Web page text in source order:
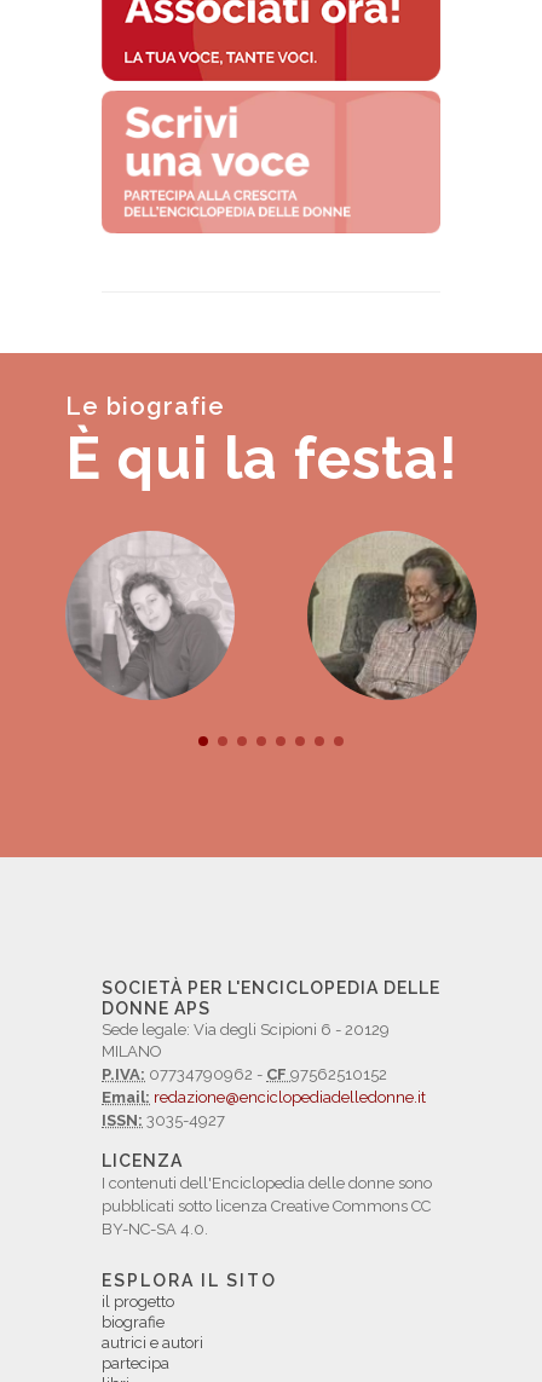
Le biografie
È qui la festa!
SOCIETÀ PER L'ENCICLOPEDIA DELLE
DONNE APS
Sede legale: Via degli Scipioni 6 - 20129
MILANO
P.IVA: 07734790962 - CF 97562510152
Email: redazione@enciclopediadelledonne.it
ISSN: 3035-4927
LICENZA
I contenuti dell'Enciclopedia delle donne sono
pubblicati sotto licenza Creative Commons CC
BY-NC-SA 4.0.
ESPLORA IL SITO
il progetto
biografie
autrici e autori
partecipa